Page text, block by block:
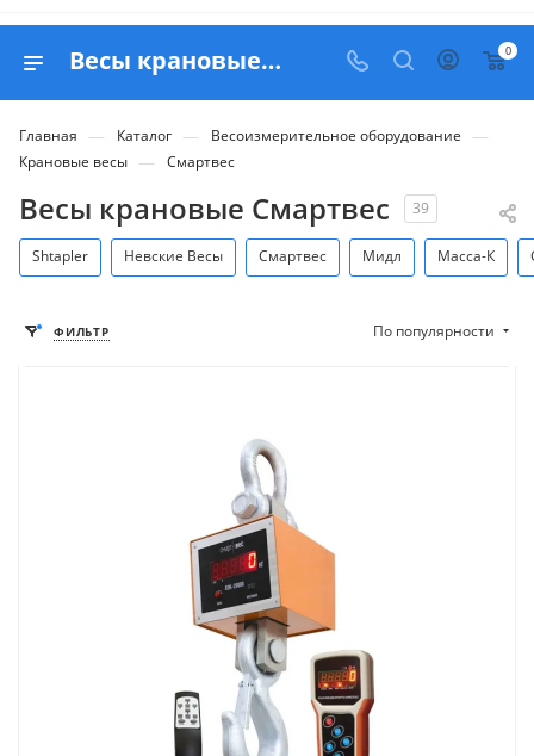
Весы крановые Смартвес - купить в Москве с доставкой по России 0
Главная — Каталог — Весоизмерительное оборудование —
Крановые весы — Смартвес
Весы крановые Смартвес 39
Shtapler Невские Весы Смартвес Мидл Масса-К
ФИЛЬТР По популярности